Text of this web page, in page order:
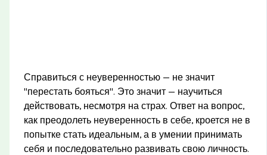
Справиться с неуверенностью — не значит
"перестать бояться". Это значит — научиться
действовать, несмотря на страх. Ответ на вопрос,
как преодолеть неуверенность в себе, кроется не в
попытке стать идеальным, а в умении принимать
себя и последовательно развивать свою личность.